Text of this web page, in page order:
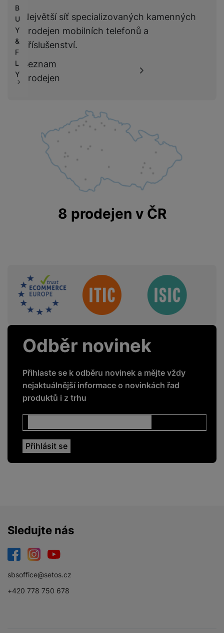
B
U
Y
&
F
L
Y
Největší síť specializovaných kamenných
prodejen mobilních telefonů a
příslušenství.
Seznam
prodejen
8 prodejen v ČR
Sdružení
Odběr novinek
Přihlaste se k odběru novinek a mějte vždy
nejaktuálnější informace o novinkách řad
produktů i z trhu
Sledujte nás
sbsoffice@setos.cz
+420 778 750 678